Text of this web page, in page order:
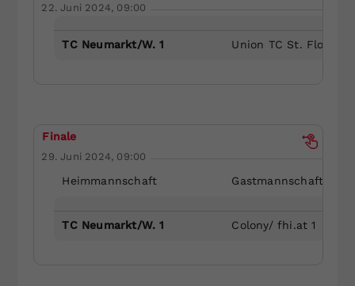
22. Juni 2024, 09:00
TC Neumarkt/W. 1 Union TC St. Florian 1
Finale
29. Juni 2024, 09:00
Heimmannschaft Gastmannschaft
TC Neumarkt/W. 1 Colony/ fhi.at 1